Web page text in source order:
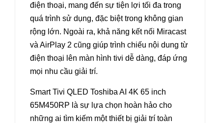
điện thoại, mang đến sự tiện lợi tối đa trong
quá trình sử dụng, đặc biệt trong không gian
rộng lớn. Ngoài ra, khả năng kết nối Miracast
và AirPlay 2 cũng giúp trình chiếu nội dung từ
điện thoại lên màn hình tivi dễ dàng, đáp ứng
mọi nhu cầu giải trí.
Smart Tivi QLED Toshiba AI 4K 65 inch
65M450RP là sự lựa chọn hoàn hảo cho
những ai tìm kiếm một thiết bị giải trí toàn